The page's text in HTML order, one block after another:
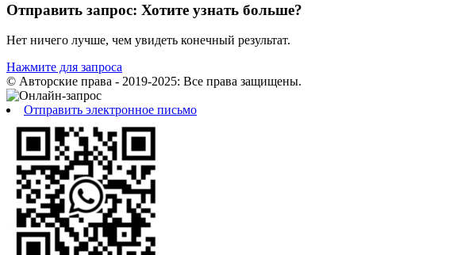
Отправить запрос: Хотите узнать больше?
Нет ничего лучше, чем увидеть конечный результат.
Нажмите для запроса
© Авторские права - 2019-2025: Все права защищены.
Отправить электронное письмо